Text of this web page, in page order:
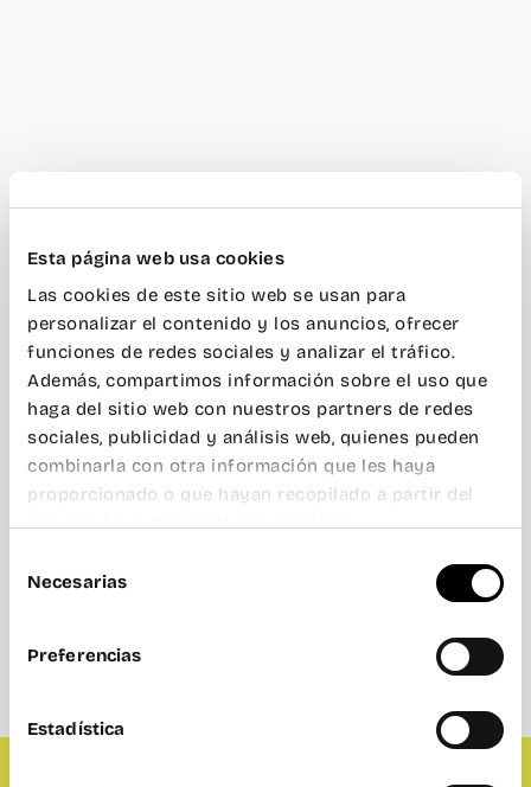
Esta página web usa cookies
Las cookies de este sitio web se usan para
personalizar el contenido y los anuncios, ofrecer
funciones de redes sociales y analizar el tráfico.
Además, compartimos información sobre el uso que
haga del sitio web con nuestros partners de redes
sociales, publicidad y análisis web, quienes pueden
combinarla con otra información que les haya
proporcionado o que hayan recopilado a partir del
uso que haya hecho de sus servicios.
deNecesarias
Preferencias
Estadística